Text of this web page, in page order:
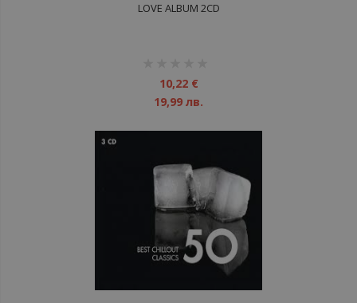
LOVE ALBUM 2CD
10,22 €
19,99 лв.